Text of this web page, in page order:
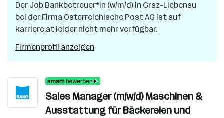
Jobs
in
Der Job Bankbetreuer*in (w/m/d) in Graz-Liebenau
bei der Firma Österreichische Post AG ist auf
karriere.at leider nicht mehr verfügbar.
Firmenprofil anzeigen
Sales Manager (m/w/d) Maschinen &
Ausstattung für Bäckereien und